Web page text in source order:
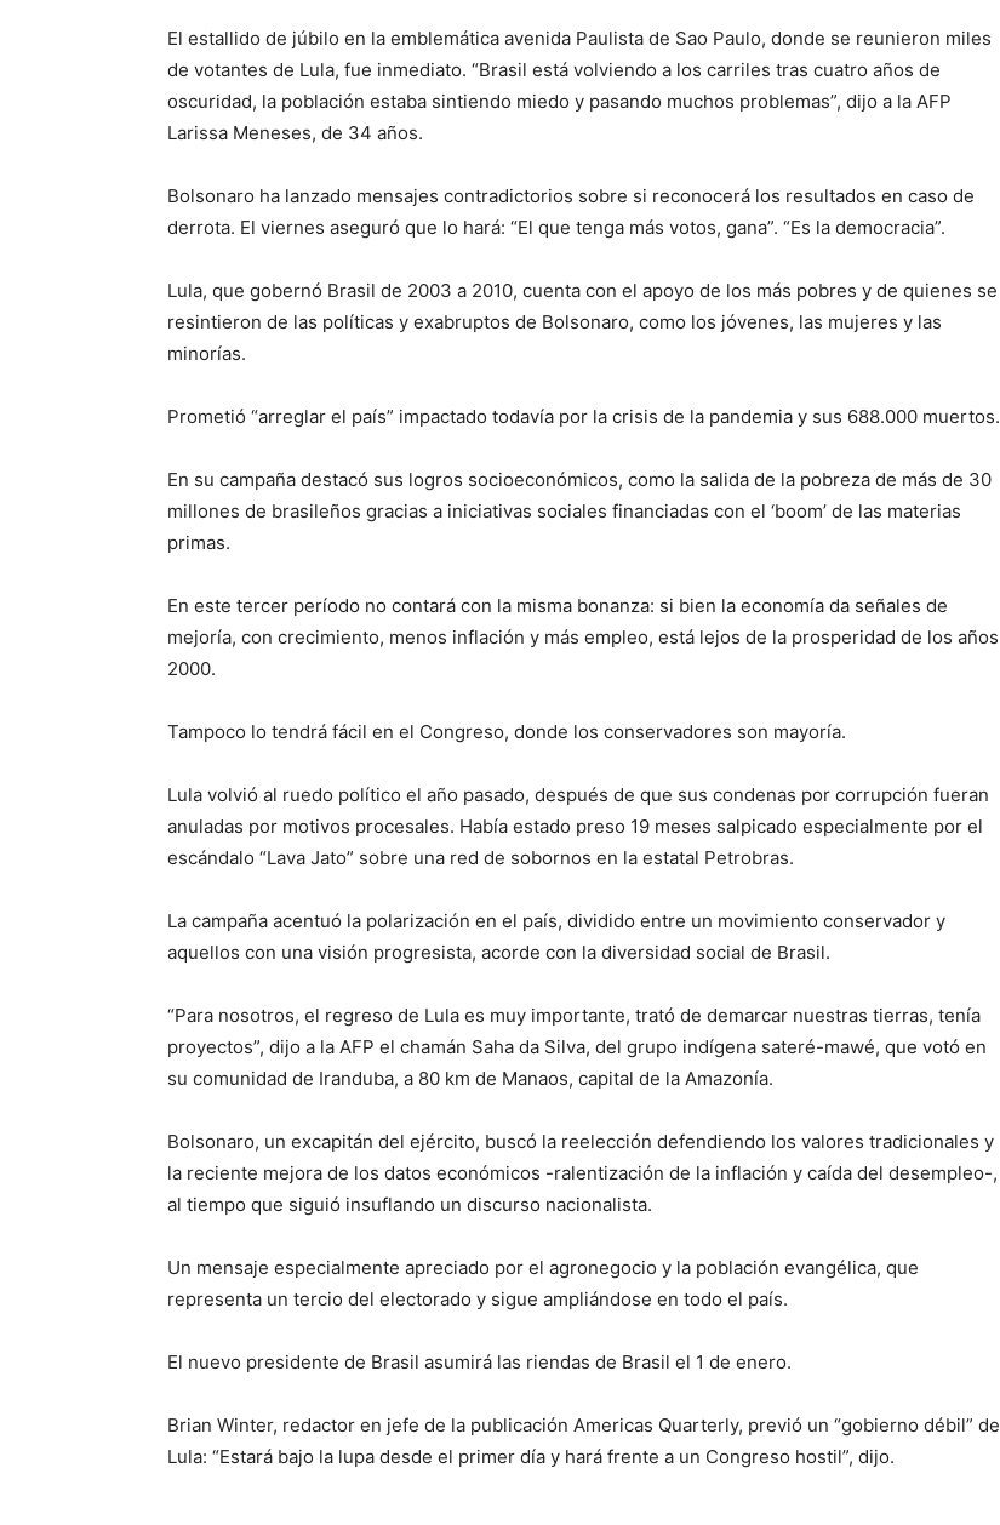
El estallido de júbilo en la emblemática avenida Paulista de Sao Paulo, donde se reunieron miles
de votantes de Lula, fue inmediato. “Brasil está volviendo a los carriles tras cuatro años de
oscuridad, la población estaba sintiendo miedo y pasando muchos problemas”, dijo a la AFP
Larissa Meneses, de 34 años.
Bolsonaro ha lanzado mensajes contradictorios sobre si reconocerá los resultados en caso de
derrota. El viernes aseguró que lo hará: “El que tenga más votos, gana”. “Es la democracia”.
Lula, que gobernó Brasil de 2003 a 2010, cuenta con el apoyo de los más pobres y de quienes se
resintieron de las políticas y exabruptos de Bolsonaro, como los jóvenes, las mujeres y las
minorías.
Prometió “arreglar el país” impactado todavía por la crisis de la pandemia y sus 688.000 muertos.
En su campaña destacó sus logros socioeconómicos, como la salida de la pobreza de más de 30
millones de brasileños gracias a iniciativas sociales financiadas con el ‘boom’ de las materias
primas.
En este tercer período no contará con la misma bonanza: si bien la economía da señales de
mejoría, con crecimiento, menos inflación y más empleo, está lejos de la prosperidad de los años
2000.
Tampoco lo tendrá fácil en el Congreso, donde los conservadores son mayoría.
Lula volvió al ruedo político el año pasado, después de que sus condenas por corrupción fueran
anuladas por motivos procesales. Había estado preso 19 meses salpicado especialmente por el
escándalo “Lava Jato” sobre una red de sobornos en la estatal Petrobras.
La campaña acentuó la polarización en el país, dividido entre un movimiento conservador y
aquellos con una visión progresista, acorde con la diversidad social de Brasil.
“Para nosotros, el regreso de Lula es muy importante, trató de demarcar nuestras tierras, tenía
proyectos”, dijo a la AFP el chamán Saha da Silva, del grupo indígena sateré-mawé, que votó en
su comunidad de Iranduba, a 80 km de Manaos, capital de la Amazonía.
Bolsonaro, un excapitán del ejército, buscó la reelección defendiendo los valores tradicionales y
la reciente mejora de los datos económicos -ralentización de la inflación y caída del desempleo-,
al tiempo que siguió insuflando un discurso nacionalista.
Un mensaje especialmente apreciado por el agronegocio y la población evangélica, que
representa un tercio del electorado y sigue ampliándose en todo el país.
El nuevo presidente de Brasil asumirá las riendas de Brasil el 1 de enero.
Brian Winter, redactor en jefe de la publicación Americas Quarterly, previó un “gobierno débil” de
Lula: “Estará bajo la lupa desde el primer día y hará frente a un Congreso hostil”, dijo.